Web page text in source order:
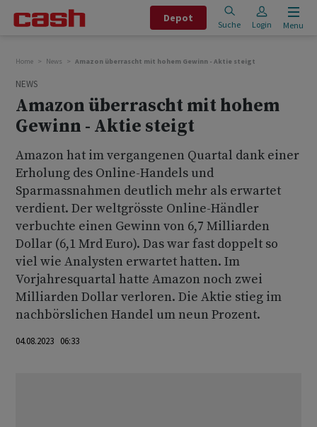
Depot
Suche Login Menu
Home News Amazon überrascht mit hohem Gewinn - Aktie steigt
NEWS
Amazon überrascht mit hohem
Gewinn - Aktie steigt
Amazon hat im vergangenen Quartal dank einer
Erholung des Online-Handels und
Sparmassnahmen deutlich mehr als erwartet
verdient. Der weltgrösste Online-Händler
verbuchte einen Gewinn von 6,7 Milliarden
Dollar (6,1 Mrd Euro). Das war fast doppelt so
viel wie Analysten erwartet hatten. Im
Vorjahresquartal hatte Amazon noch zwei
Milliarden Dollar verloren. Die Aktie stieg im
nachbörslichen Handel um neun Prozent.
04.08.2023 06:33